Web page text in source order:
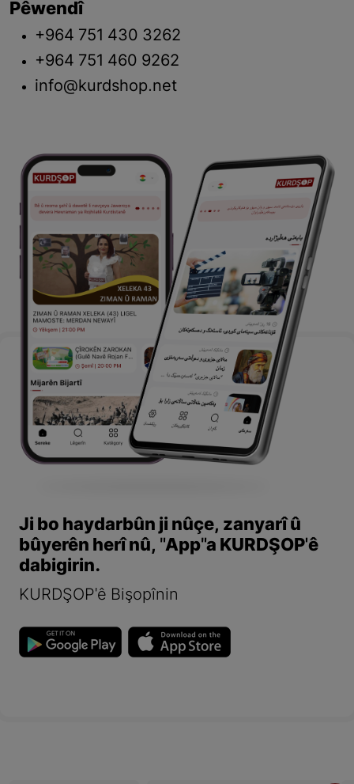
Pêwendî
+964 751 430 3262
+964 751 460 9262
info@kurdshop.net
Ji bo haydarbûn ji nûçe, zanyarî û
bûyerên herî nû, "App"a KURDŞOP'ê
dabigirin.
KURDŞOP'ê Bişopînin